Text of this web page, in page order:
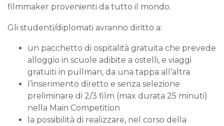
filmmaker provenienti da tutto il mondo.
Gli studenti/diplomati avranno diritto a:
un pacchetto di ospitalità gratuita che prevede
alloggio in scuole adibite a ostelli, e viaggi
gratuiti in pullman, da una tappa all’altra
l’inserimento diretto e senza selezione
preliminare di 2/3 film (max durata 25 minuti)
nella Main Competition
la possibilità di realizzare, nel corso della